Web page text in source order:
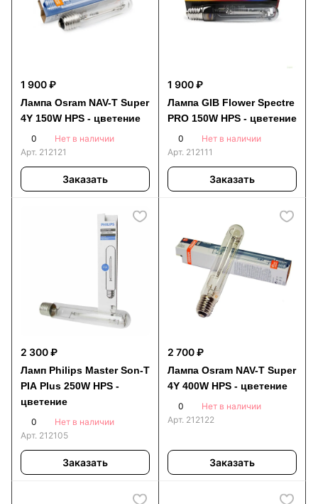
1 900 ₽
Лампа Osram NAV-T Super
4Y 150W HPS - цветение
0
Нет в наличии
Арт. 212121
Заказать
1 900 ₽
Лампа GIB Flower Spectre
PRO 150W HPS - цветение
0
Нет в наличии
Арт. 212111
Заказать
2 300 ₽
Ламп Philips Master Son-T
PIA Plus 250W HPS -
цветение
0
Нет в наличии
Арт. 212105
Заказать
2 700 ₽
Лампа Osram NAV-T Super
4Y 400W HPS - цветение
0
Нет в наличии
Арт. 212122
Заказать